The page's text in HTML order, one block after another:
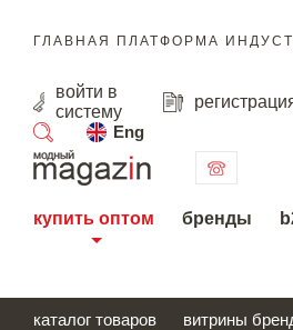
ГЛАВНАЯ ПЛАТФОРМА
войти в
систему
Eng
поиск
купить оптом бренды
каталог товаров витрины